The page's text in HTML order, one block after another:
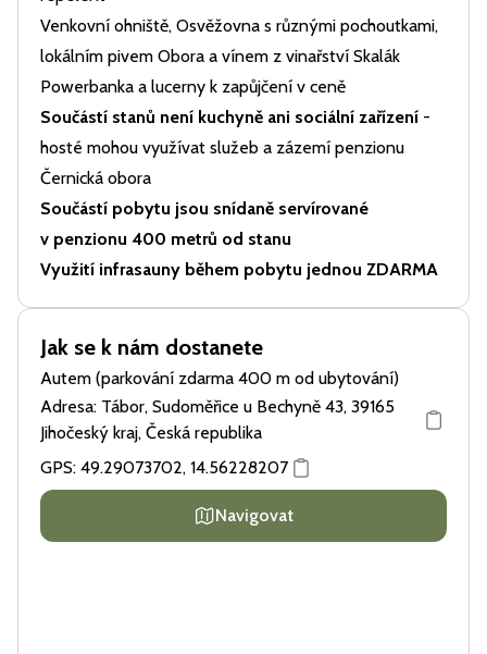
Venkovní ohniště, Osvěžovna s různými pochoutkami,
lokálním pivem Obora a vínem z vinařství Skalák
Powerbanka a lucerny k zapůjčení v ceně
Součástí stanů není kuchyně ani sociální zařízení -
hosté mohou využívat služeb a zázemí penzionu
Černická obora
Součástí pobytu jsou snídaně servírované
v penzionu 400 metrů od stanu
Využití infrasauny během pobytu jednou ZDARMA
Jak se k nám dostanete
Autem (parkování zdarma 400 m od ubytování)
Adresa: Tábor, Sudoměřice u Bechyně 43, 39165
Jihočeský kraj, Česká republika
GPS: 49.29073702, 14.56228207
Navigovat